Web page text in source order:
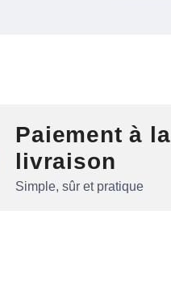
Paiement à la
livraison
Simple, sûr et pratique